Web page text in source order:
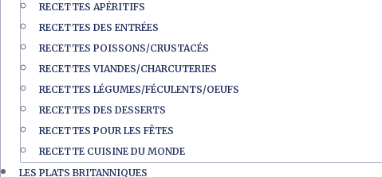
RECETTES APÉRITIFS
RECETTES DES ENTRÉES
RECETTES POISSONS/CRUSTACÉS
RECETTES VIANDES/CHARCUTERIES
RECETTES LÉGUMES/FÉCULENTS/OEUFS
RECETTES DES DESSERTS
RECETTES POUR LES FÊTES
RECETTE CUISINE DU MONDE
LES PLATS BRITANNIQUES